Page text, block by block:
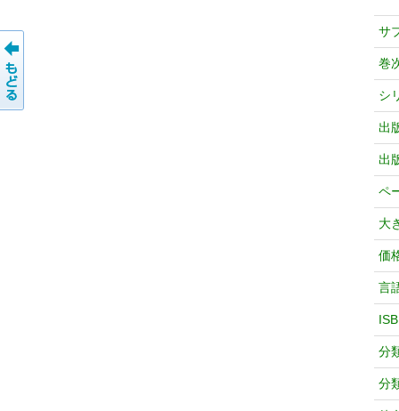
サ
巻
シ
出
出
ペ
大
価
言
分
分